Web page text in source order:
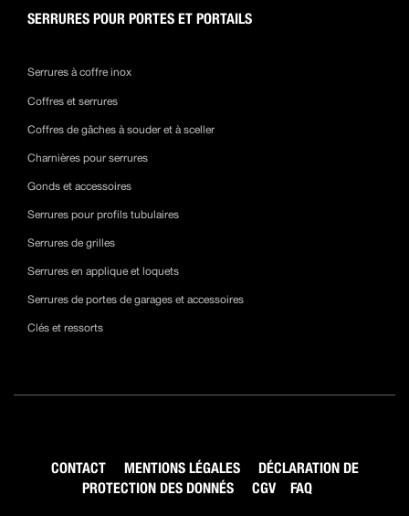
SERRURES POUR PORTES ET PORTAILS
Serrures à coffre inox
Coffres et serrures
Coffres de gâches à souder et à sceller
Charnières pour serrures
Gonds et accessoires
Serrures pour profils tubulaires
Serrures de grilles
Serrures en applique et loquets
Serrures de portes de garages et accessoires
Clés et ressorts
CONTACT MENTIONS LÉGALES
DÉCLARATION DE
PROTECTION DES DONNÉS
CGV FAQ